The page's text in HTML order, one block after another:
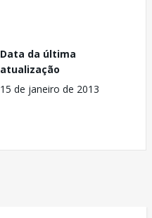
Data da última
atualização
15 de janeiro de 2013